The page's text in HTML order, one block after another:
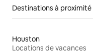
Destinations à proximité
Houston
Locations de vacances